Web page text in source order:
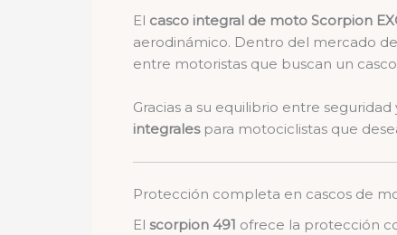
El casco integral de moto Scorpion
aerodinámico. Dentro del mercado de
entre motoristas que buscan un
Gracias a su equilibrio entre
integralespara motociclistas que
Protección completa en cascos de
El scorpion 491 ofrece la protección